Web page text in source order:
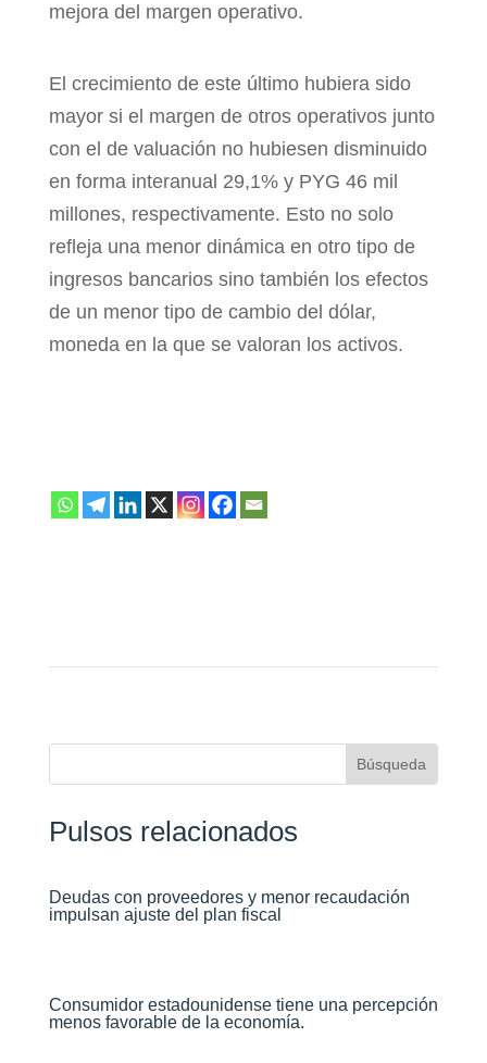
mejora del margen operativo.
El crecimiento de este último hubiera sido
mayor si el margen de otros operativos junto
con el de valuación no hubiesen disminuido
en forma interanual 29,1% y PYG 46 mil
millones, respectivamente. Esto no solo
refleja una menor dinámica en otro tipo de
ingresos bancarios sino también los efectos
de un menor tipo de cambio del dólar,
moneda en la que se valoran los activos.
Pulsos relacionados
Deudas con proveedores y menor recaudación
impulsan ajuste del plan fiscal​
Consumidor estadounidense tiene una percepción
menos favorable de la economía​.